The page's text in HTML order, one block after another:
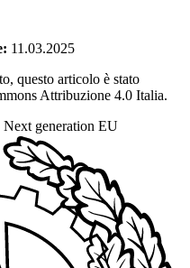
11.03.2025
questo articolo è stato
Attribuzione 4.0 Italia.